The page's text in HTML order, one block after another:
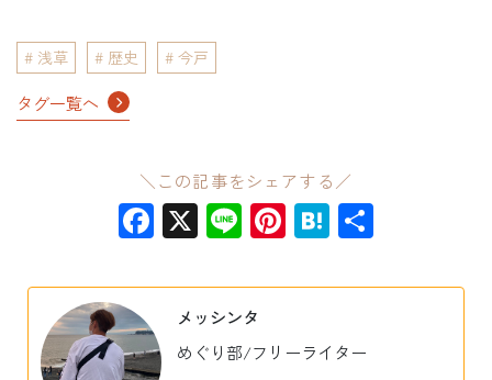
浅草 歴史 今戸
タグ一覧へ
＼この記事をシェアする／
Facebook
X LinePinterest
Hatena
メッシンタ
めぐり部/フリーライター